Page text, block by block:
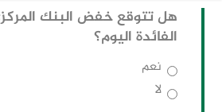
هل تتوقع خفض البنك
الفائدة اليوم؟
نعم
لا